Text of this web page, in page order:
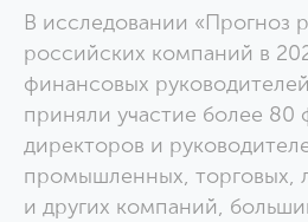
В исследовании «Прогноз
российских компаний в
финансовых
приняли участие более 80
директоров и
промышленных, торговых,
и других компаний,